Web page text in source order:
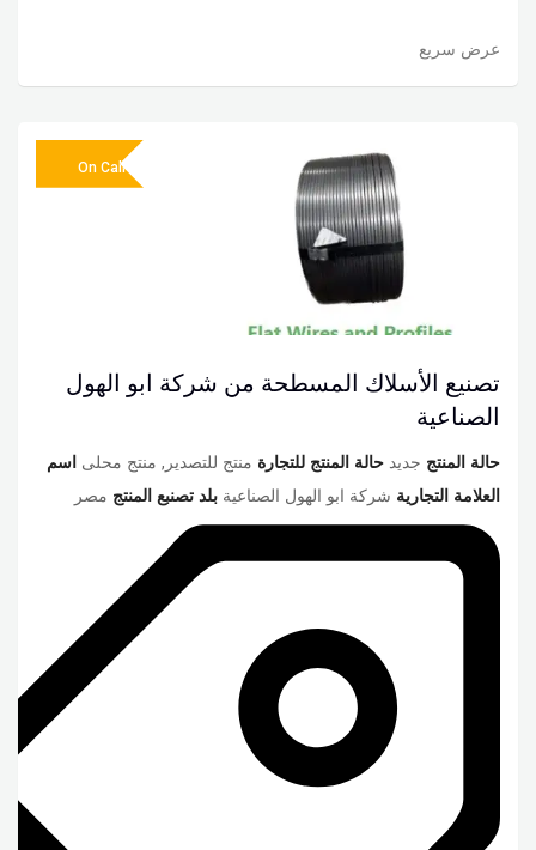
عرض سريع
تصنيع الأسلاك المسطحة من شركة ابو الهول
الصناعية
حالة المنتج جديد حالة المنتج للتجارة منتج للتصدير, منتج محلى اسم
العلامة التجارية شركة ابو الهول الصناعية بلد تصنبع المنتج مصر
On Call